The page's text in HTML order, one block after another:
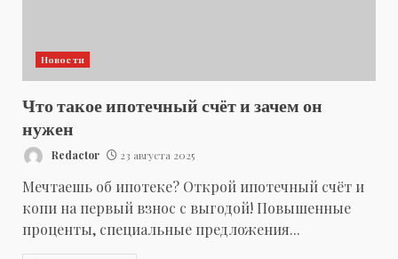
Новости
Что такое ипотечный счёт и зачем он
нужен
Redactor 23 августа 2025
Мечтаешь об ипотеке? Открой ипотечный счёт и
копи на первый взнос с выгодой! Повышенные
проценты, специальные предложения...